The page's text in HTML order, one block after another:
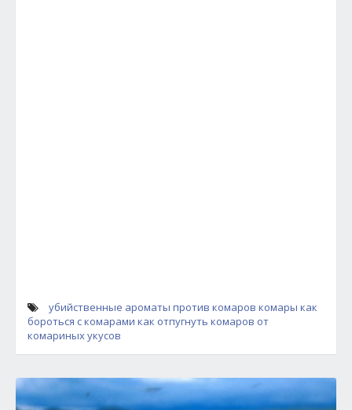
убийственные ароматы против комаров комары как
бороться с комарами как отпугнуть комаров от
комариных укусов